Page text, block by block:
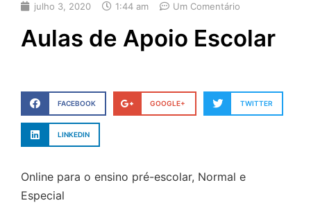
julho 3, 2020 1:44 am Um Comentário
Aulas de Apoio Escolar
FACEBOOK GOOGLE+ TWITTER
LINKEDIN
Online para o ensino pré-escolar, Normal e
Especial